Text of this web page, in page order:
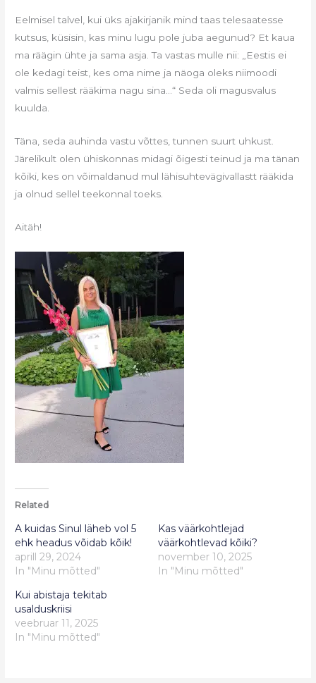
Eelmisel talvel, kui üks ajakirjanik mind taas telesaatesse
kutsus, küsisin, kas minu lugu pole juba aegunud? Et kaua
ma räägin ühte ja sama asja. Ta vastas mulle nii: „Eestis ei
ole kedagi teist, kes oma nime ja näoga oleks niimoodi
valmis sellest rääkima nagu sina…“ Seda oli magusvalus
kuulda.
Täna, seda auhinda vastu võttes, tunnen suurt uhkust.
Järelikult olen ühiskonnas midagi õigesti teinud ja ma tänan
kõiki, kes on võimaldanud mul lähisuhtevägivallastt rääkida
ja olnud sellel teekonnal toeks.
Aitäh!
Related
A kuidas Sinul läheb vol 5
ehk headus võidab kõik!
aprill 29, 2024
In "Minu mõtted"
Kas väärkohtlejad
väärkohtlevad kõiki?
november 10, 2025
In "Minu mõtted"
Kui abistaja tekitab
usalduskriisi
veebruar 11, 2025
In "Minu mõtted"